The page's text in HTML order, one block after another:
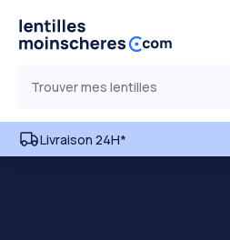
Livraison 24H*